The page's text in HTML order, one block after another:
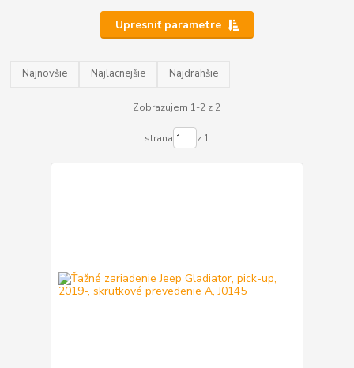
Upresniť parametre
Najnovšie Najlacnejšie Najdrahšie
Zobrazujem 1-2 z 2
strana z 1